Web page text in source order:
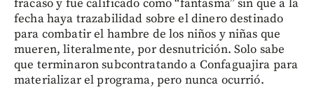
fracaso y fue calificado como “fantasma” sin que a la
fecha haya trazabilidad sobre el dinero destinado
para combatir el hambre de los niños y niñas que
mueren, literalmente, por desnutrición. Solo sabe
que terminaron subcontratando a Confaguajira para
materializar el programa, pero nunca ocurrió.